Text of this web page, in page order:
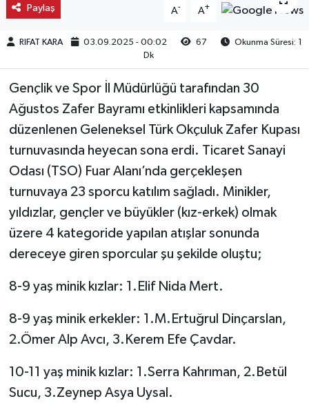
Paylaş A- A+
RIFAT KARA 03.09.2025 - 00:02 67
Okunma Süresi: 1
Dk
Gençlik ve Spor İl Müdürlüğü tarafından 30
Ağustos Zafer Bayramı etkinlikleri kapsamında
düzenlenen Geleneksel Türk Okçuluk Zafer Kupası
turnuvasında heyecan sona erdi. Ticaret Sanayi
Odası (TSO) Fuar Alanı’nda gerçekleşen
turnuvaya 23 sporcu katılım sağladı. Minikler,
yıldızlar, gençler ve büyükler (kız-erkek) olmak
üzere 4 kategoride yapılan atışlar sonunda
dereceye giren sporcular şu şekilde oluştu;
8-9 yaş minik kızlar: 1.Elif Nida Mert.
8-9 yaş minik erkekler: 1.M.Ertuğrul Dinçarslan,
2.Ömer Alp Avcı, 3.Kerem Efe Çavdar.
10-11 yaş minik kızlar: 1.Serra Kahrıman, 2.Betül
Sucu, 3.Zeynep Asya Uysal.
Laçin
Mecitözü
Oğuzlar
Osmancık
Sağlık